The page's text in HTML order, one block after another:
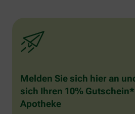
Melden Sie sich hier an
sich Ihren 10%
Apotheke